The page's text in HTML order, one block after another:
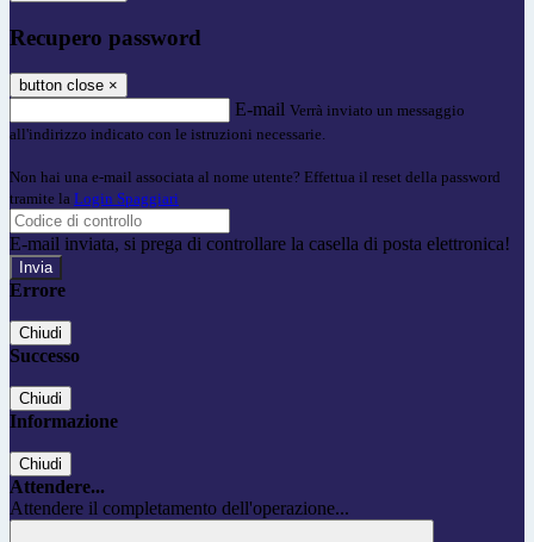
Recupero password
button close ×
E-mail Verrà inviato un messaggio
all'indirizzo indicato con le istruzioni necessarie.
Non hai una e-mail associata al nome utente? Effettua il reset della password
tramite la Login Spaggiari
E-mail inviata, si prega di controllare la casella di posta elettronica!
Errore
Chiudi
Successo
Chiudi
Informazione
Chiudi
Attendere...
Attendere il completamento dell'operazione...